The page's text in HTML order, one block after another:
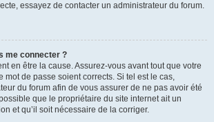
essayez de contacter un administrateur du forum.
me connecter ?
en être la cause. Assurez-vous avant tout que votre
mot de passe soient corrects. Si tel est le cas,
du forum afin de vous assurer de ne pas avoir été
que le propriétaire du site internet ait un
et qu’il soit nécessaire de la corriger.